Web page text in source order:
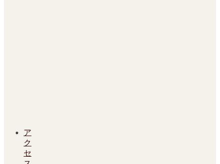
ア
ク
セ